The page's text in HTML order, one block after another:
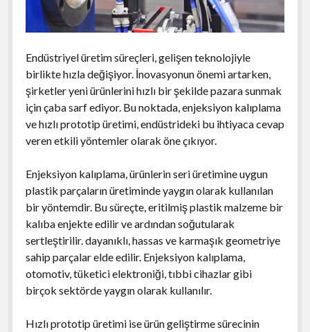
Endüstriyel üretim süreçleri, gelişen teknolojiyle
birlikte hızla değişiyor. İnovasyonun önemi artarken,
şirketler yeni ürünlerini hızlı bir şekilde pazara sunmak
için çaba sarf ediyor. Bu noktada, enjeksiyon kalıplama
ve hızlı prototip üretimi, endüstrideki bu ihtiyaca cevap
veren etkili yöntemler olarak öne çıkıyor.
Enjeksiyon kalıplama, ürünlerin seri üretimine uygun
plastik parçaların üretiminde yaygın olarak kullanılan
bir yöntemdir. Bu süreçte, eritilmiş plastik malzeme bir
kalıba enjekte edilir ve ardından soğutularak
sertleştirilir. dayanıklı, hassas ve karmaşık geometriye
sahip parçalar elde edilir. Enjeksiyon kalıplama,
otomotiv, tüketici elektroniği, tıbbi cihazlar gibi
birçok sektörde yaygın olarak kullanılır.
Hızlı prototip üretimi ise ürün geliştirme sürecinin